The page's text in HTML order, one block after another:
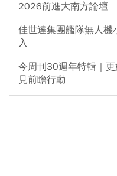
2026前進大南方論壇
佳世達集團艦隊無人機
入
今周刊30週年特輯｜
見前瞻行動